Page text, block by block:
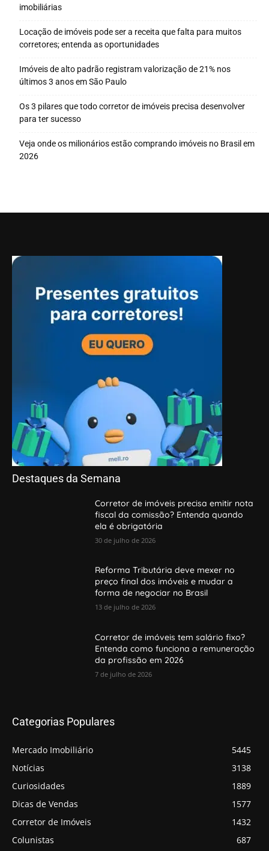
imobiliárias
Locação de imóveis pode ser a receita que falta para muitos
corretores; entenda as oportunidades
Imóveis de alto padrão registram valorização de 21% nos
últimos 3 anos em São Paulo
Os 3 pilares que todo corretor de imóveis precisa desenvolver
para ter sucesso
Veja onde os milionários estão comprando imóveis no Brasil em
2026
Destaques da Semana
Corretor de imóveis precisa emitir nota
fiscal da comissão? Entenda quando
ela é obrigatória
30 de julho de 2026
Reforma Tributária deve mexer no
preço final dos imóveis e mudar a
forma de negociar no Brasil
13 de julho de 2026
Corretor de imóveis tem salário fixo?
Entenda como funciona a remuneração
da profissão em 2026
7 de julho de 2026
Categorias Populares
Mercado Imobiliário
5445
Notícias
3138
Curiosidades
1889
Dicas de Vendas
1577
Corretor de Imóveis
1432
Colunistas
687